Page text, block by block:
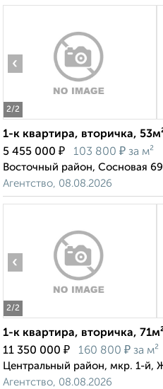
2/2
‹
1-к квартира, вторичка,
5 455 000 ₽ 103 800 ₽ за м²
Восточный район, Сосновая 69
Агентство, 08.08.2026
2/2
‹
1-к квартира, вторичка,
11 350 000 ₽ 160 800 ₽ за м²
Центральный район, мкр. 1-й,
Агентство, 08.08.2026